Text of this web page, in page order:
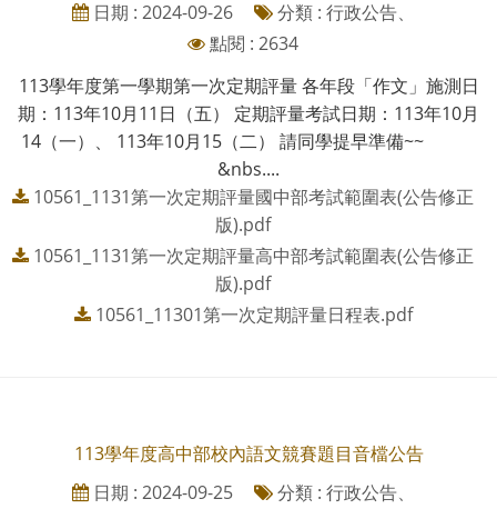
日期 : 2024-09-26
分類 : 行政公告、
點閱 : 2634
113學年度第一學期第一次定期評量 各年段「作文」施測日
期：113年10月11日（五） 定期評量考試日期：113年10月
14（一）、 113年10月15（二） 請同學提早準備~~
&nbs....
10561_1131第一次定期評量國中部考試範圍表(公告修正
版).pdf
10561_1131第一次定期評量高中部考試範圍表(公告修正
版).pdf
10561_11301第一次定期評量日程表.pdf
113學年度高中部校內語文競賽題目音檔公告
日期 : 2024-09-25
分類 : 行政公告、